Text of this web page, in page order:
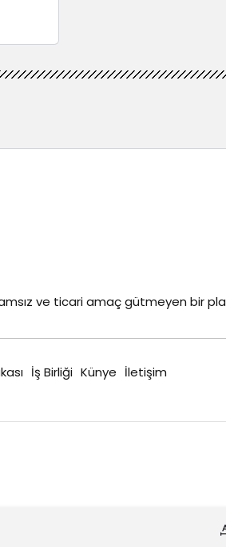
ve ticari amaç gütmeyen bir
İş Birliği Künye İletişim